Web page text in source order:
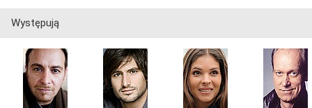
Występują